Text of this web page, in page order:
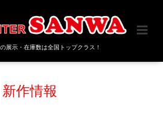
展示・在庫数は全国トップクラス！
新作情報